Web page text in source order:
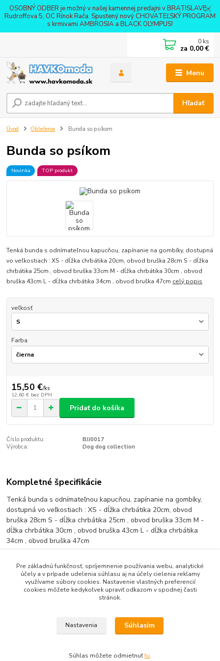
OSOBNÝ ODBER je možný v našej kamennej predajni v BRATISLAVE -
Rudroffova 5, OC Rínok Rača. Spustený nový CHOVATEĽSKÝ PROGRAM
s krmivami AMBROSIA a BLACK OLYMPUS!
Menu
Hľadať
0 ks
za 0,00 €
Úvod Oblečenie Bunda so psíkom
Bunda so psíkom
Novinka TOP produkt
Tenká bunda s odnímateľnou kapucňou, zapínanie na gombíky, dostupná
vo veľkostiach : XS - dĺžka chrbátika 20cm, obvod bruška 28cm S - dĺžka
chrbátika 25cm , obvod bruška 33cm M - dĺžka chrbátika 30cm , obvod
bruška 43cm L - dĺžka chrbátika 34cm , obvod bruška 47cm celý popis
veľkosť
Farba
15,50 €/ks
12,60 € bez DPH
Pridať do košíka
Číslo produktu:
BJJ0017
Výrobca:
Dog dog collection
Kompletné špecifikácie
Tenká bunda s odnímateľnou kapucňou, zapínanie na gombíky,
dostupná vo veľkostiach : XS - dĺžka chrbátika 20cm, obvod
bruška 28cm S - dĺžka chrbátika 25cm , obvod bruška 33cm M -
dĺžka chrbátika 30cm , obvod bruška 43cm L - dĺžka chrbátika
34cm , obvod bruška 47cm
Tovar zaradený v kategóriách
Oblečenie
Pre základnú funkčnosť, spríjemnenie používania webu, analytické
účely a v prípade udelenia súhlasu aj na účely cielenia reklamy
využívame súbory cookies. Nastavenie vlastných preferencií
cookies môžete kedykoľvek upraviť odkazom v spodnej časti
stránok.
Nastavenia Súhlasím
Súhlas môžete odmietnuťtu.